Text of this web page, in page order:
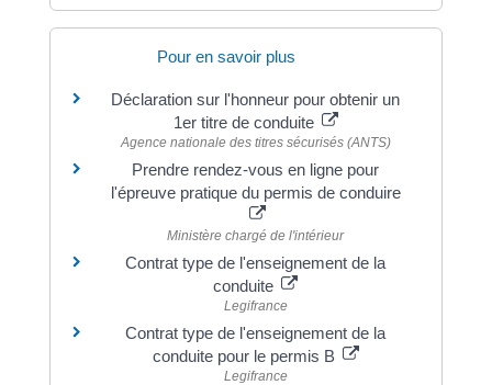
Pour en savoir plus
Déclaration sur l'honneur pour obtenir un
1er titre de conduite
Agence nationale des titres sécurisés (ANTS)
Prendre rendez-vous en ligne pour
l'épreuve pratique du permis de conduire
Ministère chargé de l'intérieur
Contrat type de l'enseignement de la
conduite
Legifrance
Contrat type de l'enseignement de la
conduite pour le permis B
Legifrance